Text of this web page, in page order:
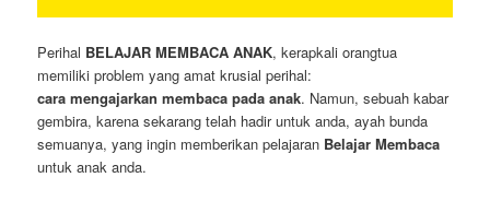
Perihal BELAJAR MEMBACA ANAK, kerapkali orangtua
memiliki problem yang amat krusial perihal:
cara mengajarkan membaca pada anak. Namun, sebuah kabar
gembira, karena sekarang telah hadir untuk anda, ayah bunda
semuanya, yang ingin memberikan pelajaran Belajar Membaca
untuk anak anda.